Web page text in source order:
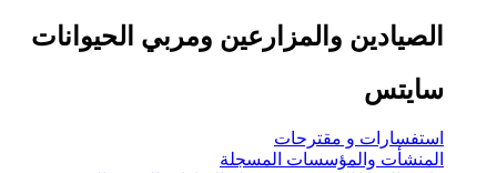
الصيادين والمزارعين ومربي الحيوانات
سايتس
استفسارات و مقترحات
المنشأت والمؤسسات المسجلة